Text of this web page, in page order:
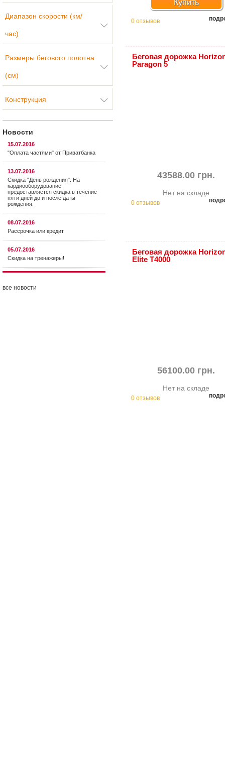
Диапазон скорости (км/
час)
Размеры бегового полотна
(см)
Конструкция
Новости
15.07.2016
"Оплата частями" от Приватбанка
13.07.2016
Скидка "День рождения". На
кардиооборудование
предоставляется cкидка в течение
пяти дней до и после даты
рождения.
08.07.2016
Рассрочка или кредит
05.07.2016
Скидка на тренажеры!
все новости
Купить
0 отзывов
Беговая дорожка
Paragon 5
43588.00 грн.
Нет на складе
0 отзывов
Беговая дорожка
Elite T4000
56100.00 грн.
Нет на складе
0 отзывов